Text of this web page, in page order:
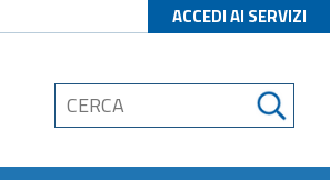
ACCEDI AI SERVIZI